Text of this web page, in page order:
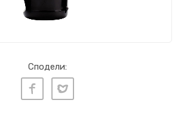
Сподели: